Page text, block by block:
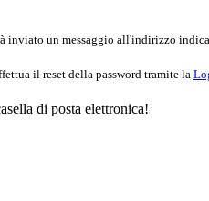
inviato un messaggio all'indirizzo
il reset della password tramite la
di posta elettronica!